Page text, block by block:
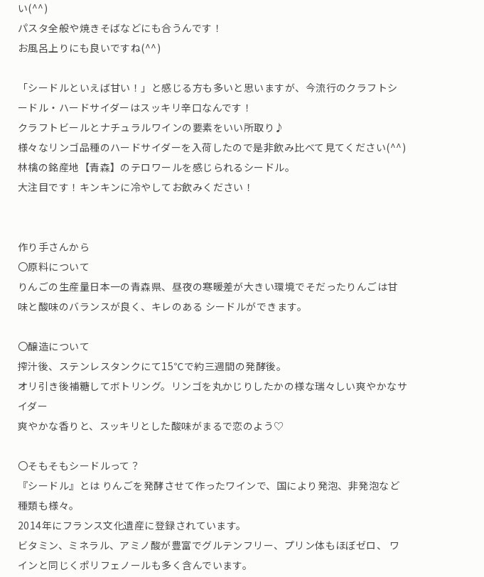
い(^^)
パスタ全般や焼きそばなどにも合うんです！
お風呂上りにも良いですね(^^)
「シードルといえば甘い！」と感じる方も多いと思いますが、今流行のクラフトシ
ードル・ハードサイダーはスッキリ辛口なんです！
クラフトビールとナチュラルワインの要素をいい所取り♪
様々なリンゴ品種のハードサイダーを入荷したので是非飲み比べて見てください(^^)
林檎の銘産地【青森】のテロワールを感じられるシードル。
大注目です！キンキンに冷やしてお飲みください！
作り手さんから
〇原料について
りんごの生産量日本一の青森県、昼夜の寒暖差が大きい環境でそだったりんごは甘
味と酸味のバランスが良く、キレのある シードルができます。
〇醸造について
搾汁後、ステンレスタンクにて15℃で約三週間の発酵後。
オリ引き後補糖してボトリング。リンゴを丸かじりしたかの様な瑞々しい爽やかなサ
イダー
爽やかな香りと、スッキリとした酸味がまるで恋のよう♡
〇そもそもシードルって？
『シードル』とは りんごを発酵させて作ったワインで、国により発泡、非発泡など
種類も様々。
2014年にフランス文化遺産に登録されています。
ビタミン、ミネラル、アミノ酸が豊富でグルテンフリー、プリン体もほぼゼロ、 ワ
インと同じくポリフェノールも多く含んでいます。